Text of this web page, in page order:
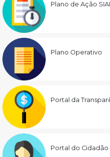
Plano de Ação
Plano Operativo
Portal da
Portal do Cidadão